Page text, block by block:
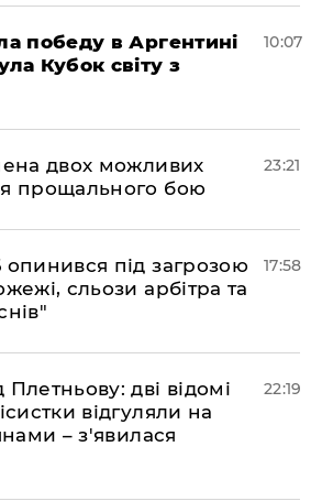
победу в Аргентині
Кубок світу з
10:07
двох можливих
прощального бою
23:21
під загрозою
сльози арбітра та
17:58
дві відомі
відгуляли на
– з'явилася
22:19